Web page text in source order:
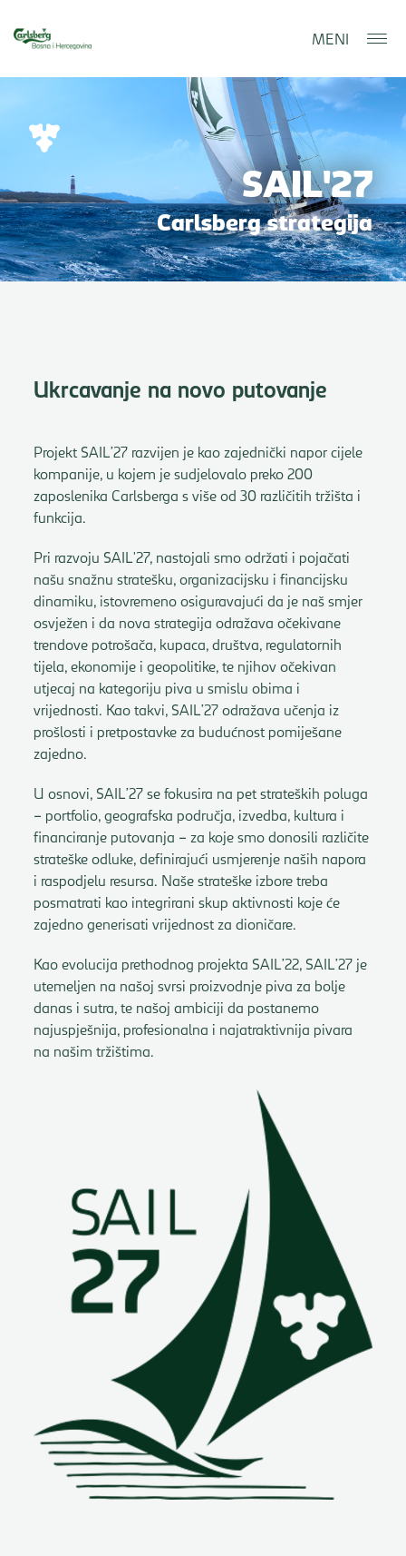
MENI
SAIL'27
Carlsberg strategija
Ukrcavanje na novo putovanje
Projekt SAIL’27 razvijen je kao zajednički napor cijele
kompanije, u kojem je sudjelovalo preko 200
zaposlenika Carlsberga s više od 30 različitih tržišta i
funkcija.
Pri razvoju SAIL'27, nastojali smo održati i pojačati
našu snažnu stratešku, organizacijsku i financijsku
dinamiku, istovremeno osiguravajući da je naš smjer
osvježen i da nova strategija odražava očekivane
trendove potrošača, kupaca, društva, regulatornih
tijela, ekonomije i geopolitike, te njihov očekivan
utjecaj na kategoriju piva u smislu obima i
vrijednosti. Kao takvi, SAIL’27 odražava učenja iz
prošlosti i pretpostavke za budućnost pomiješane
zajedno.
U osnovi, SAIL’27 se fokusira na pet strateških poluga
– portfolio, geografska područja, izvedba, kultura i
financiranje putovanja – za koje smo donosili različite
strateške odluke, definirajući usmjerenje naših napora
i raspodjelu resursa. Naše strateške izbore treba
posmatrati kao integrirani skup aktivnosti koje će
zajedno generisati vrijednost za dioničare.
Kao evolucija prethodnog projekta SAIL’22, SAIL’27 je
utemeljen na našoj svrsi proizvodnje piva za bolje
danas i sutra, te našoj ambiciji da postanemo
najuspješnija, profesionalna i najatraktivnija pivara
na našim tržištima.